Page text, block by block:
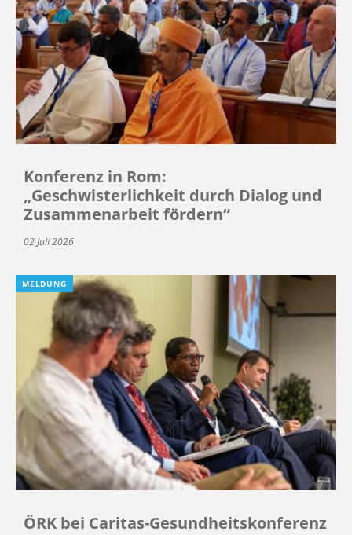
Konferenz in Rom:
„Geschwisterlichkeit durch Dialog und
Zusammenarbeit fördern“
02 Juli 2026
MELDUNG
ÖRK bei Caritas-Gesundheitskonferenz